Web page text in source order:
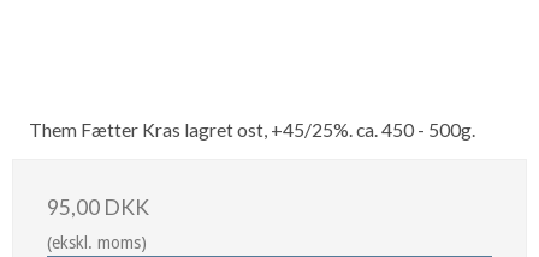
Them Fætter Kras lagret ost, +45/25%. ca. 450 - 500g.
95,00 DKK
(ekskl. moms)